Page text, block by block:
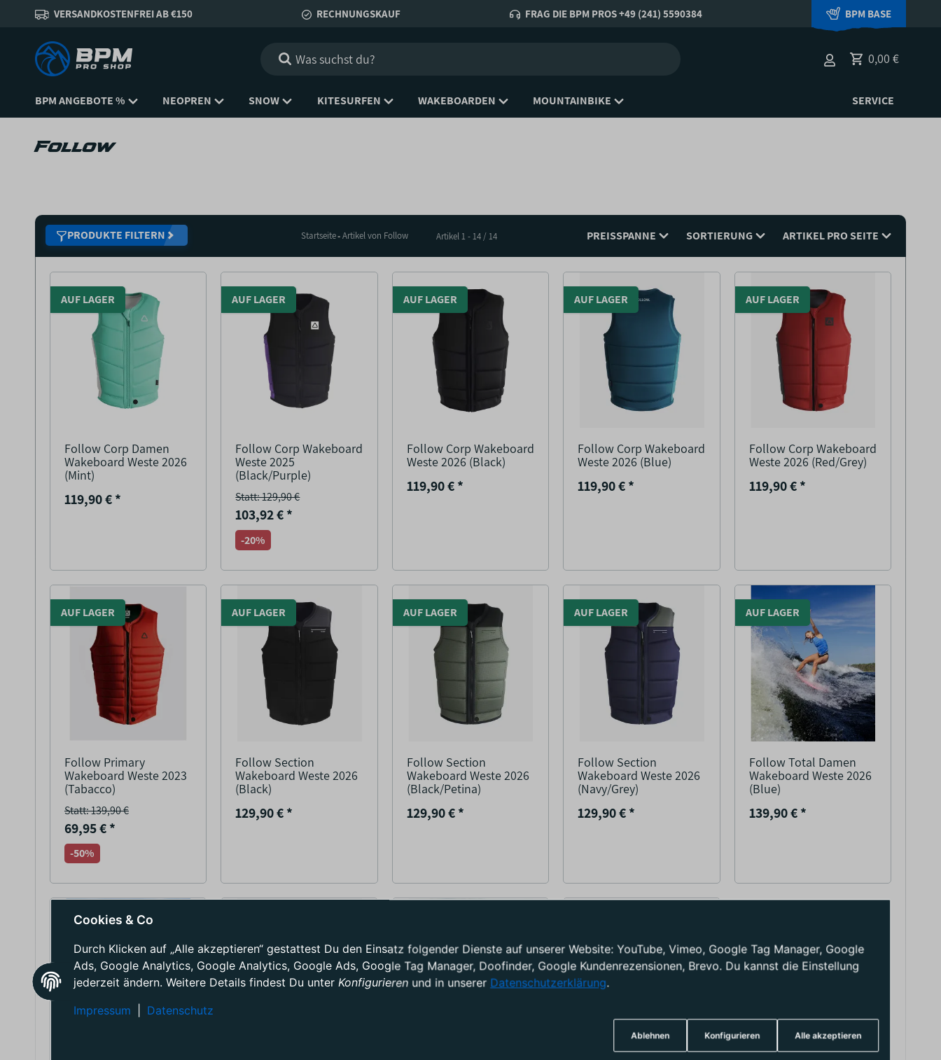
VERSANDKOSTENFREI AB €150 RECHNUNGSKAUF FRAG DIE BPM PROS +49 (241) 5590384 BPM BASE
0,00 €
BPM ANGEBOTE % NEOPREN SNOW KITESURFEN WAKEBOARDEN MOUNTAINBIKE SERVICE
Follow
PRODUKTE FILTERN Startseite Artikel von Follow Artikel 1 - 14 / 14 SORTIERUNG ARTIKEL PRO SEITE
PREISSPANNE
AUF LAGER
Follow Corp Damen
Wakeboard Weste 2026
(Mint)
119,90 €*
AUF LAGER
Follow Corp Wakeboard
Weste 2025
(Black/Purple)
Statt: 129,90 €
103,92 €*
-20%
AUF LAGER
Follow Corp Wakeboard
Weste 2026 (Black)
119,90 €*
AUF LAGER
Follow Corp Wakeboard
Weste 2026 (Blue)
119,90 €*
AUF LAGER
Follow Corp Wakeboard
Weste 2026 (Red/Grey)
119,90 €*
AUF LAGER
Follow Primary
Wakeboard Weste 2023
(Tabacco)
Statt: 139,90 €
69,95 €*
-50%
AUF LAGER
Follow Section
Wakeboard Weste 2026
(Black)
129,90 €*
AUF LAGER
Follow Section
Wakeboard Weste 2026
(Black/Petina)
129,90 €*
AUF LAGER
Follow Section
Wakeboard Weste 2026
(Navy/Grey)
129,90 €*
AUF LAGER
Follow Total Damen
Wakeboard Weste 2026
(Blue)
139,90 €*
AUF LAGER
Cookies & Co
Durch Klicken auf „Alle akzeptieren“ gestattest Du den Einsatz folgender Dienste auf unserer Website: YouTube, Vimeo, Google Tag Manager, Google
Ads, Google Analytics, Google Analytics, Google Ads, Google Tag Manager, Doofinder, Google Kundenrezensionen, Brevo. Du kannst die Einstellung
jederzeit ändern. Weitere Details findest Du unter Konfigurieren und in unserer Datenschutzerklärung.
Impressum
Datenschutz
Alle akzeptieren
Konfigurieren
Ablehnen